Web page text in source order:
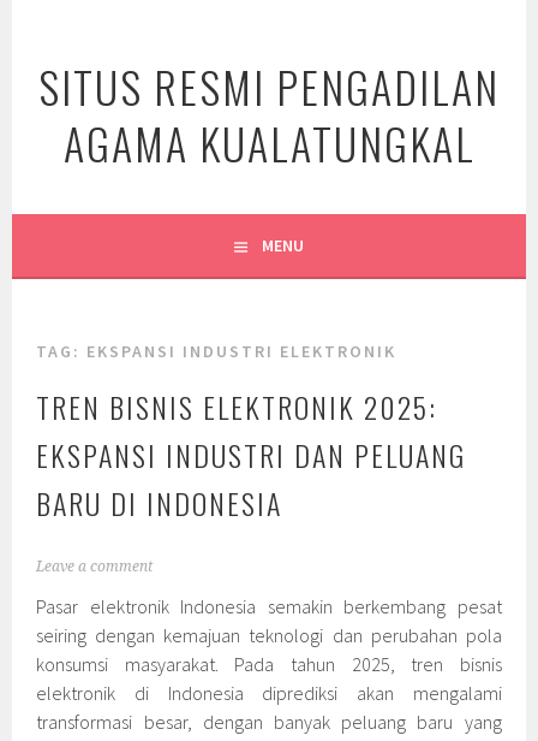
content
SITUS RESMI PENGADILAN
AGAMA KUALATUNGKAL
MENU
TAG: EKSPANSI INDUSTRI ELEKTRONIK
TREN BISNIS ELEKTRONIK 2025:
EKSPANSI INDUSTRI DAN PELUANG
BARU DI INDONESIA
Leave a comment
Pasar elektronik Indonesia semakin berkembang pesat
seiring dengan kemajuan teknologi dan perubahan pola
konsumsi masyarakat. Pada tahun 2025, tren bisnis
elektronik di Indonesia diprediksi akan mengalami
transformasi besar, dengan banyak peluang baru yang